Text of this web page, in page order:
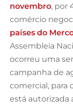
novembro, por
comércio
países do
Assembleia
ocorreu uma
campanha de
comercial, para
está autorizada